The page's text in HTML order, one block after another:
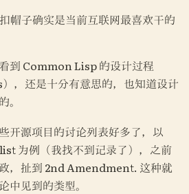
子确实是当前互联网最喜欢干的
到 Common Lisp 的设计过程
，还是十分有意思的，也知道设计
开源项目的讨论列表好多了，以
为例（我找不到记录了），之前
，扯到 2nd Amendment. 这种就
中见到的类型。